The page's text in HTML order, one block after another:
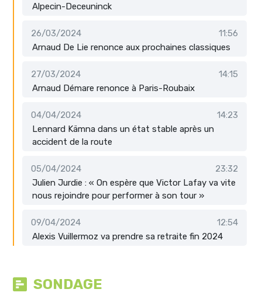
Alpecin-Deceuninck
26/03/2024
11:56
Arnaud De Lie renonce aux prochaines classiques
27/03/2024
14:15
Arnaud Démare renonce à Paris-Roubaix
04/04/2024
14:23
Lennard Kämna dans un état stable après un
accident de la route
05/04/2024
23:32
Julien Jurdie : « On espère que Victor Lafay va vite
nous rejoindre pour performer à son tour »
09/04/2024
12:54
Alexis Vuillermoz va prendre sa retraite fin 2024
SONDAGE